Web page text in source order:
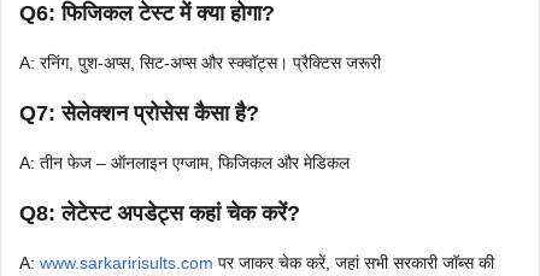
Q6: फिजिकल टेस्ट में क्या होगा?
A: रनिंग, पुश-अप्स, सिट-अप्स और स्क्वॉट्स। प्रैक्टिस जरूरी
Q7: सेलेक्शन प्रोसेस कैसा है?
A: तीन फेज – ऑनलाइन एग्जाम, फिजिकल और मेडिकल
Q8: लेटेस्ट अपडेट्स कहां चेक करें?
A: www.sarkaririsults.com पर जाकर चेक करें, जहां सभी सरकारी जॉब्स की